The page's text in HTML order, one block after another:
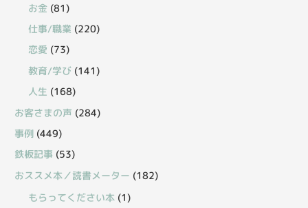
お金 (81)
仕事/職業 (220)
恋愛 (73)
教育/学び (141)
人生 (168)
お客さまの声 (284)
事例 (449)
鉄板記事 (53)
おススメ本／読書メーター (182)
もらってください本 (1)